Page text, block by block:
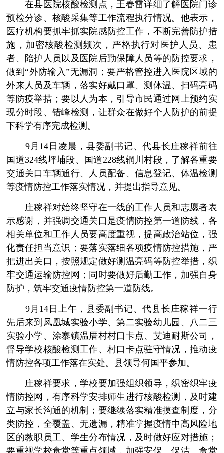
在县医院核酸检测点，王春雷详细了解医院门诊
预检分诊、核酸采集等工作流程执行情况。他表示，
医疗机构要抓牢抓实院感防控工作，不断完善防护措
施，加密核酸检测频次，严格执行对医护人员、患
者、陪护人员以及医院后勤保障人员等的防控要求，
做到“外防输入”无漏洞；要严格管控进入医院区域的
外来人员及车辆，落实好戴口罩、测体温、扫码亮码
等防疫举措；要以人为本，引导市民通过网上预约实
现分时段、错峰检测，让群众在做好个人防护的前提
下科学有序完成检测。
9月14日凌晨，县委副书记、代县长庄稼祥前往
国道324线坪埔段、国道228线辋川村段，了解各重要
交通关口车辆通行、人员配备、信息登记、体温检测
等疫情防控工作落实情况，并提出指导意见。
庄稼祥对始终坚守在一线的工作人员和志愿者表
示感谢，并强调交通关口是疫情防控第一道防线，各
相关单位和工作人员要高度重视，提高政治站位，强
化责任担当意识；要落实落细各项疫情防控措施，严
把进出关口，按照规定做好测温亮码等防控举措，织
牢交通运输防控网；同时要做好后勤工作，加强自身
防护，筑牢交通疫情防控第一道防线。
9月14日上午，县委副书记、代县长庄稼祥一行
先后来到凤凰城实验小学、第二实验幼儿园、八二三
实验小学、涂寨镇温厝村村口卡点、艾迪耐斯公司，
督导学校核酸检测工作、村口卡点驻守情况，推动疫
情防控各项工作落在实处。县领导何国平参加。
庄稼祥要求，学校要加强组织领导，织密织牢疫
情防控网，有序科学安排师生进行核酸检测，及时建
立与家长沟通的机制；要继续落实精准摸查制度，分
类防控，全覆盖、无遗漏，精准掌握疫情中高风险地
区的教职员工、学生分布情况，及时做好应对措施；